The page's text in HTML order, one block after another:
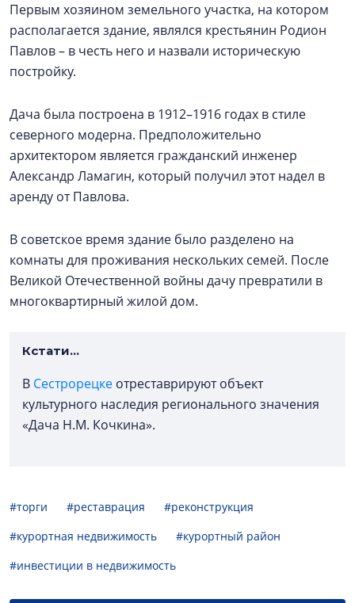
Первым хозяином земельного участка, на котором
располагается здание, являлся крестьянин Родион
Павлов – в честь него и назвали историческую
постройку.
Дача была построена в 1912–1916 годах в стиле
северного модерна. Предположительно
архитектором является гражданский инженер
Александр Ламагин, который получил этот надел в
аренду от Павлова.
В советское время здание было разделено на
комнаты для проживания нескольких семей. После
Великой Отечественной войны дачу превратили в
многоквартирный жилой дом.
Кстати...
В Сестрорецке отреставрируют объект
культурного наследия регионального значения
«Дача Н.М. Кочкина».
#торги #реставрация
#реконструкция
#курортная недвижимость
#курортный район
#инвестиции в недвижимость